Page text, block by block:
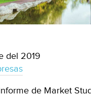
del 2019
de Market